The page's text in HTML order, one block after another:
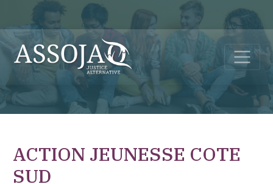
ACTION JEUNESSE COTE
SUD